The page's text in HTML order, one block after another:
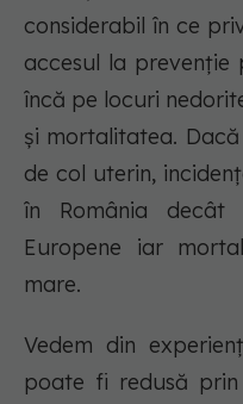
considerabil în ce
accesul la prevenţie
încă pe locuri
şi mortalitatea.
de col uterin,
în România
Europene iar
mare.
Vedem din
poate fi redusă